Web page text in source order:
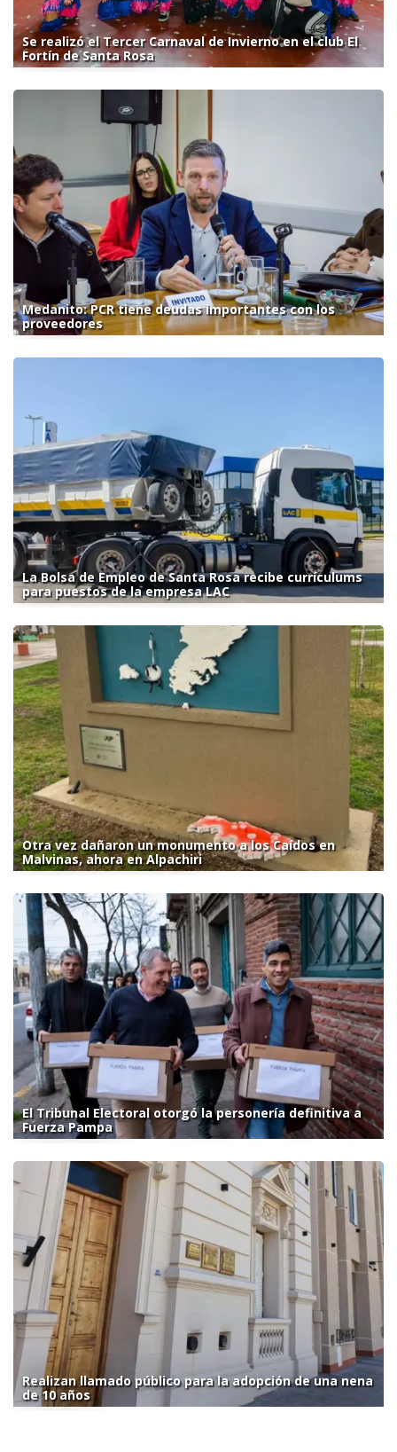
Se realizó el Tercer Carnaval de Invierno en el club El
Fortín de Santa Rosa
Medanito: PCR tiene deudas importantes con los
proveedores
La Bolsa de Empleo de Santa Rosa recibe currículums
para puestos de la empresa LAC
Otra vez dañaron un monumento a los Caídos en
Malvinas, ahora en Alpachiri
El Tribunal Electoral otorgó la personería definitiva a
Fuerza Pampa
Realizan llamado público para la adopción de una nena
de 10 años